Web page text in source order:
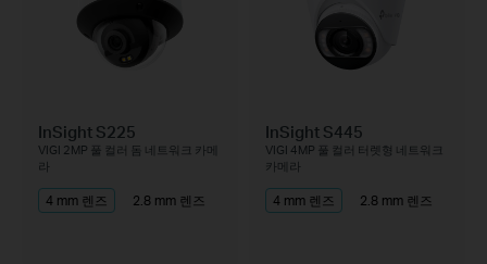
InSight S225
VIGI 2MP 풀 컬러 돔 네트워크 카메
라
4 mm 렌즈 2.8 mm 렌즈
InSight S445
VIGI 4MP 풀 컬러 터렛형 네트워크
카메라
4 mm 렌즈 2.8 mm 렌즈